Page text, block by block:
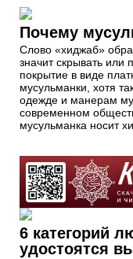
Почему
Слово «хиджаб»
значит скрывать или
покрытие в виде
мусульманки, хотя
одежде и манерам
современном
мусульманка носит
6 категорий
удостоятся